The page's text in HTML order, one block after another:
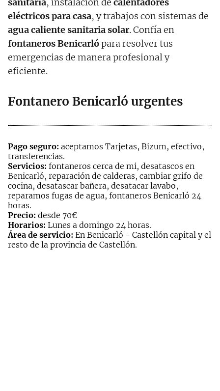
eléctricos para casa, y trabajos con sistemas de
agua caliente sanitaria solar. Confía en
fontaneros Benicarlópara resolver tus
emergencias de manera profesional y
eficiente.
Fontanero Benicarló urgentes
Pago seguro: aceptamos Tarjetas, Bizum, efectivo,
transferencias.
Servicios: fontaneros cerca de mi, desatascos en
Benicarló, reparación de calderas, cambiar grifo de
cocina, desatascar bañera, desatacar lavabo,
reparamos fugas de agua, fontaneros Benicarló 24
horas.
Precio: desde 70€
Horarios: Lunes a domingo 24 horas.
Área de servicio: En Benicarló - Castellón capital y el
resto de la provincia de Castellón.